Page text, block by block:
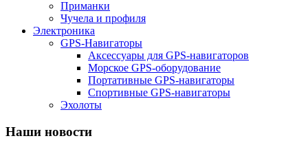
Приманки
Чучела и профиля
Электроника
GPS-Навигаторы
Аксессуары для GPS-навигаторов
Морское GPS-оборудование
Портативные GPS-навигаторы
Спортивные GPS-навигаторы
Эхолоты
Наши новости